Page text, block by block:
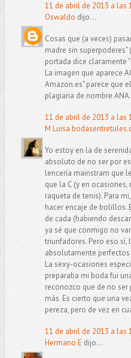
11 de abril de 2013 a las
Oswaldo dijo...
Cosas que (a veces)
madre sin
portada dice claramente
La imagen que aparece
Amazon.es" parece que
plagiaria de nombre
11 de abril de 2013 a las
M Luisa
Yo estoy en la de
absoluto de no ser por
lencería mainstram que
que la C (y en
raqueta de tenis). Para
hacer encaje de bolillos.
de cada (habiendo
ya sé que conmigo no
triunfadores. Pero eso
absolutamente perfectos
La sexy-ocasiones
preparaba mi boda fui
reconozco que de no
más. Es cierto que una
pereza, pero de vez en
11 de abril de 2013 a las
Hermano E dijo...